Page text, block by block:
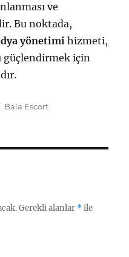
ve
Bu noktada,
yönetimi hizmeti,
güçlendirmek için
Kategoriler
Bala Escort
Gerekli alanlar *ile